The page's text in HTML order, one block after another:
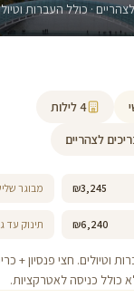
· כולל העברות
4לילות
לצהריים
₪3,245 מבוגר
₪6,240 תינוק עד
וטיולים. חצי פנסיון +
כולל כניסה לאטרקציות.